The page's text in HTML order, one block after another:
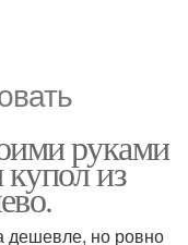
руками
из
дешевле, но ровно